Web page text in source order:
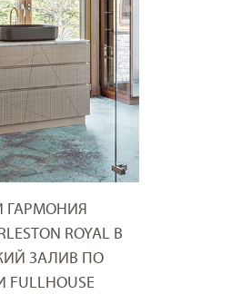
ГАРМОНИЯ
ROYAL В
ЗАЛИВ ПО